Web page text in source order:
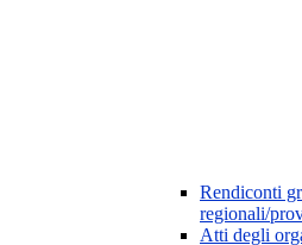
Rendiconti
regionali/
Atti degli